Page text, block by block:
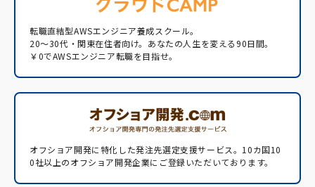
転職直結型AWSエンジニア養成スクール。
20〜30代・関東在住者向け。あなたの人生を変える90日間。
￥0でAWSエンジニア転職を目指せ。
オフショア開発に特化した発注先選定支援サービス。 10カ国10
0社以上のオフショア開発企業にご登録いただいております。